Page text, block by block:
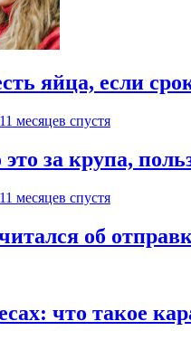
яйца, если
11 месяцев спустя
за крупа,
11 месяцев спустя
об
что такое